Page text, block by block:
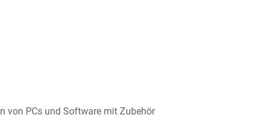
von PCs und Software mit Zubehör